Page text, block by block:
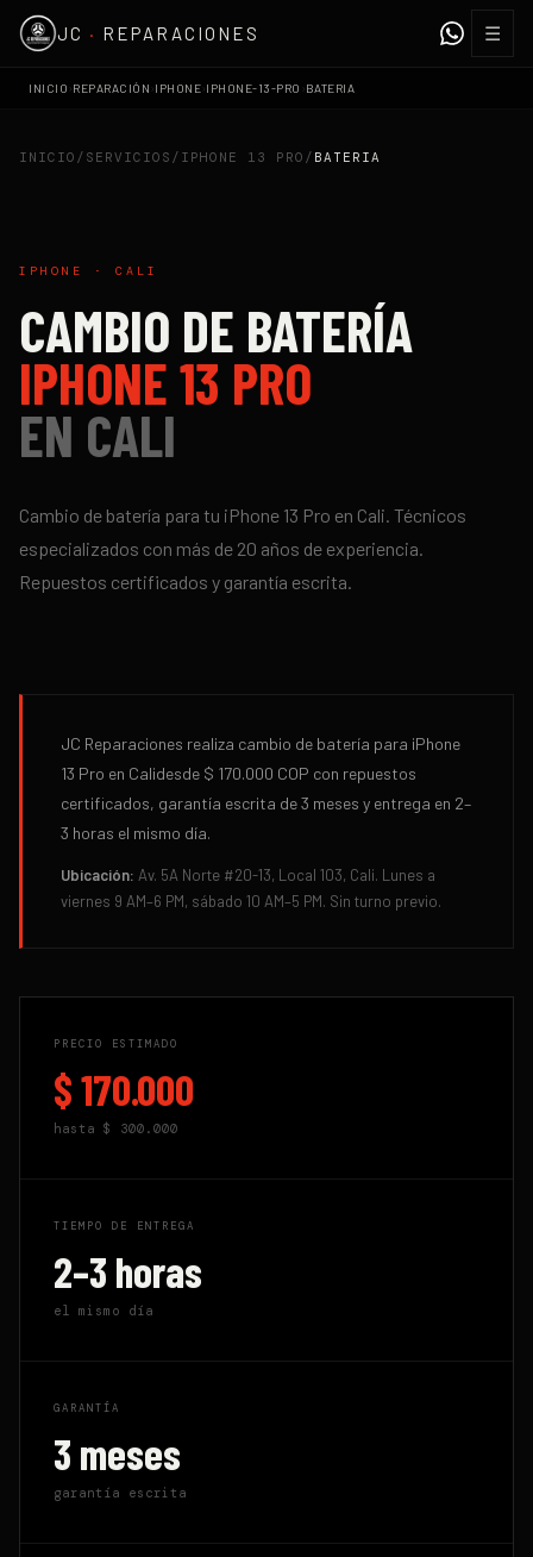
JC · REPARACIONES ☰
INICIO REPARACIÓN IPHONE IPHONE-13-PRO BATERIA
INICIO / SERVICIOS / IPHONE 13 PRO / BATERIA
IPHONE · CALI
CAMBIO DE BATERÍA
IPHONE 13 PRO
EN CALI
Cambio de batería para tu iPhone 13 Pro en Cali. Técnicos
especializados con más de 20 años de experiencia.
Repuestos certificados y garantía escrita.
JC Reparaciones realiza cambio de batería para iPhone
13 Pro en Calidesde $ 170.000 COP con repuestos
certificados, garantía escrita de3 meses y entrega en 2–
3 horas el mismo día.
Ubicación: Av. 5A Norte #20-13, Local 103, Cali. Lunes a
viernes 9 AM–6 PM, sábado 10 AM–5 PM. Sin turno previo.
PRECIO ESTIMADO
$ 170.000
hasta $ 300.000
TIEMPO DE ENTREGA
2–3 horas
el mismo día
GARANTÍA
3 meses
garantía escrita